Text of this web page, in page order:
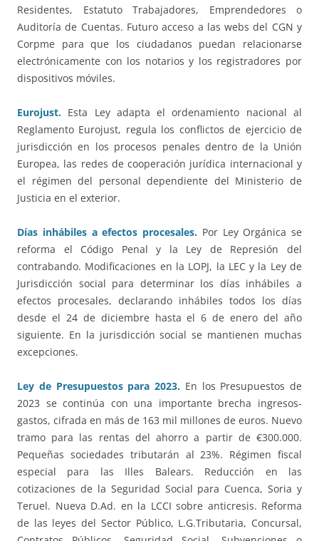
Residentes, Estatuto Trabajadores, Emprendedores o
Auditoría de Cuentas. Futuro acceso a las webs del CGN y
Corpme para que los ciudadanos puedan relacionarse
electrónicamente con los notarios y los registradores por
dispositivos móviles.
Eurojust. Esta Ley adapta el ordenamiento nacional al
Reglamento Eurojust, regula los conflictos de ejercicio de
jurisdicción en los procesos penales dentro de la Unión
Europea, las redes de cooperación jurídica internacional y
el régimen del personal dependiente del Ministerio de
Justicia en el exterior.
Días inhábiles a efectos procesales. Por Ley Orgánica se
reforma el Código Penal y la Ley de Represión del
contrabando. Modificaciones en la LOPJ, la LEC y la Ley de
Jurisdicción social para determinar los días inhábiles a
efectos procesales, declarando inhábiles todos los días
desde el 24 de diciembre hasta el 6 de enero del año
siguiente. En la jurisdicción social se mantienen muchas
excepciones.
Ley de Presupuestos para 2023. En los Presupuestos de
2023 se continúa con una importante brecha ingresos-
gastos, cifrada en más de 163 mil millones de euros. Nuevo
tramo para las rentas del ahorro a partir de €300.000.
Pequeñas sociedades tributarán al 23%. Régimen fiscal
especial para las Illes Balears. Reducción en las
cotizaciones de la Seguridad Social para Cuenca, Soria y
Teruel. Nueva D.Ad. en la LCCI sobre anticresis. Reforma
de las leyes del Sector Público, L.G.Tributaria, Concursal,